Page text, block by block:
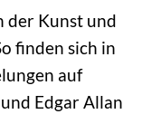
der Kunst und
finden sich in
auf
Edgar Allan